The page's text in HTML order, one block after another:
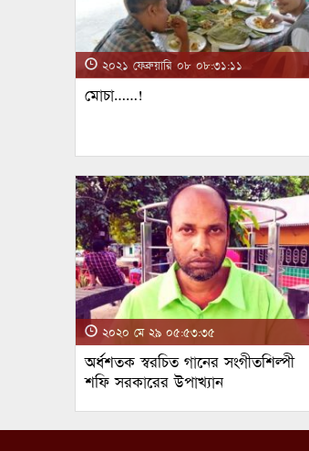
২০২১ ফেব্রুয়ারি ০৮ ০৮:৩১:১১
মোচা……!
২০২০ মে ২৯ ০৫:৫৩:৩৫
অর্ধশতক স্বরচিত গানের সংগীতশিল্পী
শফি সরকারের উপাখ্যান